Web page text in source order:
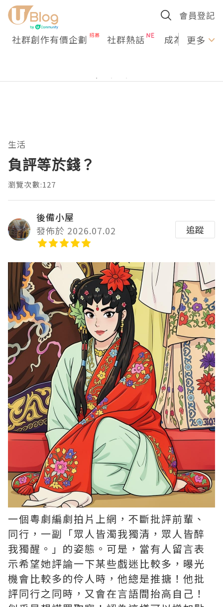
會員登記
社群創作有價企劃 社群熱話 成為U更多
生活
負評等於錢？
瀏覽次數:127
後備小屋
發佈於 2026.07.02
追蹤
一個粵劇編劇拍片上網，不斷批評前輩、
同行，一副「眾人皆濁我獨清，眾人皆醉
我獨醒。」的姿態。可是，當有人留言表
示希望她評論一下某些戲迷比較多，曝光
機會比較多的伶人時，他總是推搪！他批
評同行之同時，又會在言語間抬高自己！